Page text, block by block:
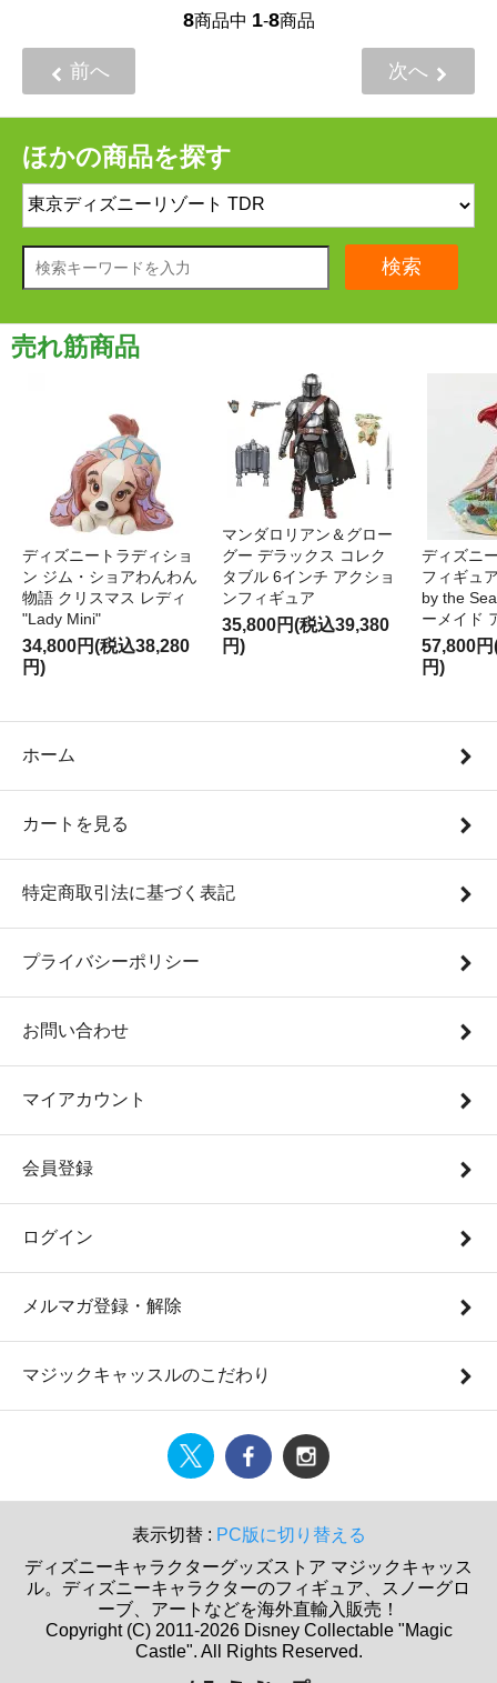
8商品中 1-8商品
前へ 次へ
ほかの商品を探す
検索
売れ筋商品
ディズニートラディショ
ン ジム・ショアわんわん
物語 クリスマス レディ
"Lady Mini"
34,800円(税込38,280
円)
マンダロリアン＆グロー
グー デラックス コレク
タブル 6インチ アクショ
ンフィギュア
35,800円(税込39,380
円)
ディズニ
フィギュ
by the
ーメイド
57,800
円)
ホーム
カートを見る
特定商取引法に基づく表記
プライバシーポリシー
お問い合わせ
マイアカウント
会員登録
ログイン
メルマガ登録・解除
マジックキャッスルのこだわり
表示切替 : PC版に切り替える
ディズニーキャラクターグッズストア マジックキャッス
ル。ディズニーキャラクターのフィギュア、スノーグロ
ーブ、アートなどを海外直輸入販売！
Copyright (C) 2011-2026 Disney Collectable "Magic
Castle". All Rights Reserved.